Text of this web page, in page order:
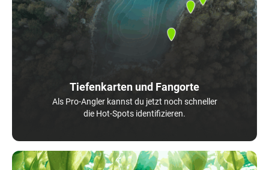
Tiefenkarten und Fangorte
Als Pro-Angler kannst du jetzt noch schneller
die Hot-Spots identifizieren.